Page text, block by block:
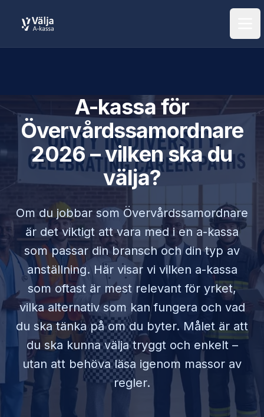
A-kassa för
Övervårdssamordnare
2026 – vilken ska du
välja?
Om du jobbar somÖvervårdssamordnare
är det viktigt att vara med i en a-kassa
som passar din bransch och din typ av
anställning. Här visar vi vilken a-kassa
som oftast är mest relevant för yrket,
vilka alternativ som kan fungera och vad
du ska tänka på om du byter. Målet är att
du ska kunna välja tryggt och enkelt –
utan att behöva läsa igenom massor av
regler.